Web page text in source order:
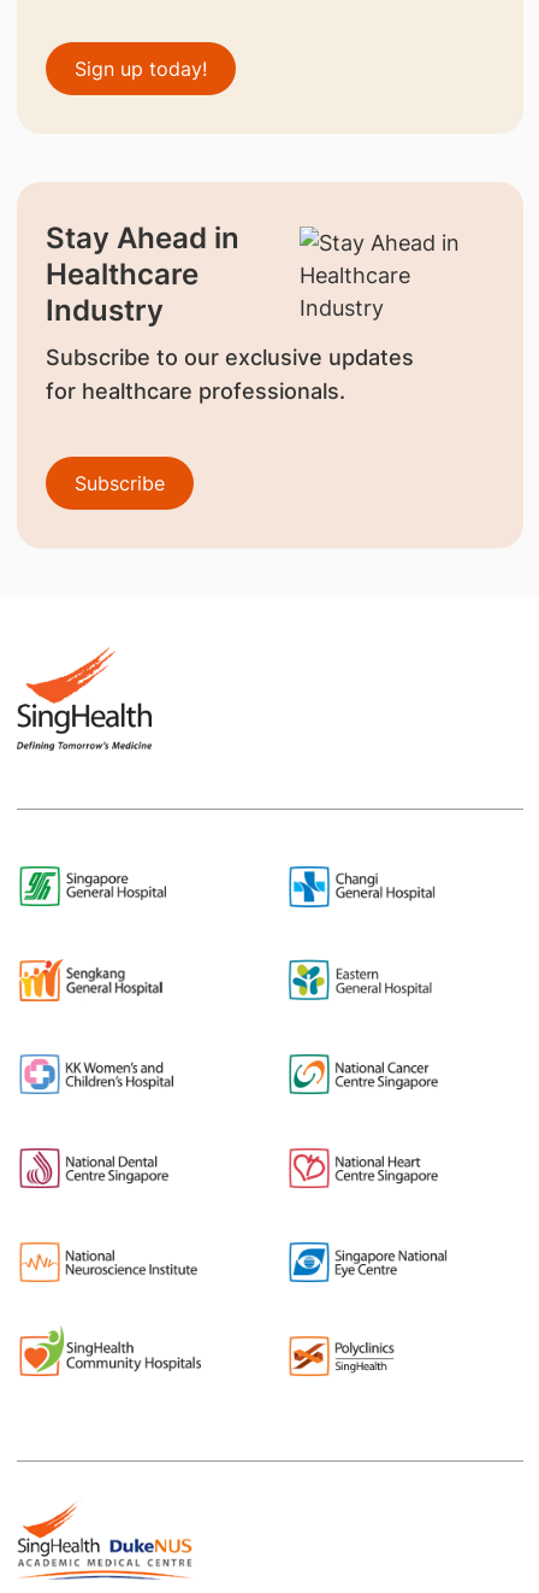
Sign up today!
Stay Ahead in
Healthcare
Industry
Subscribe to our exclusive updates
for healthcare professionals.
Subscribe